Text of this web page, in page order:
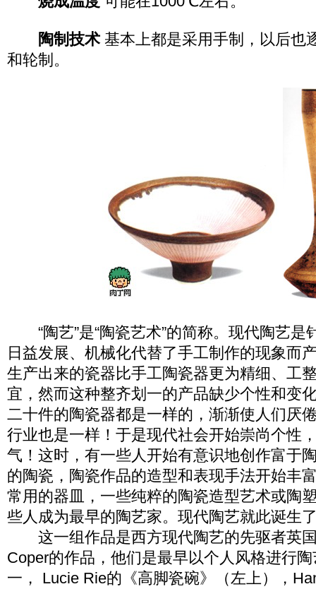
陶制技术基本上都是采用手制，以后也
和轮制。
“陶艺”是“陶瓷艺术”的简称。现代陶艺是
日益发展、机械化代替了手工制作的现象而
生产出来的瓷器比手工陶瓷器更为精细、工
宜，然而这种整齐划一的产品缺少个性和变
二十件的陶瓷器都是一样的，渐渐使人们厌
行业也是一样！于是现代社会开始崇尚个性
气！这时，有一些人开始有意识地创作富于
的陶瓷，陶瓷作品的造型和表现手法开始丰
常用的器皿，一些纯粹的陶瓷造型艺术或陶
些人成为最早的陶艺家。现代陶艺就此诞生
这一组作品是西方现代陶艺的先驱者英
Coper的作品，他们是最早以个人风格进行
一， Lucie Rie的《高脚瓷碗》（左上），